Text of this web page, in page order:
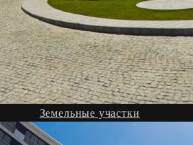
поселки Приморский парк
Что ищем?
Квартиры
Дома
Земельные участки
Коммерческая недвижимость